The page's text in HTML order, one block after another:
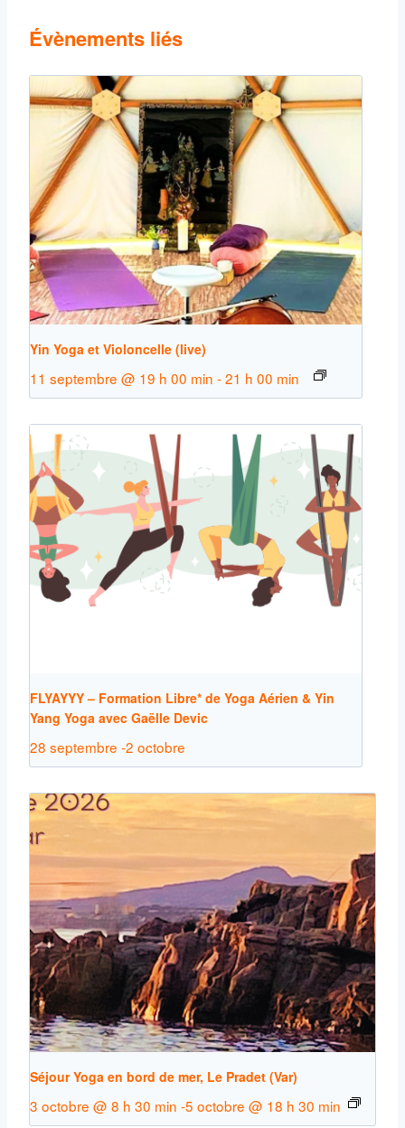
Évènements liés
Yin Yoga et Violoncelle (live)
11 septembre @ 19 h 00 min -21 h 00 min
FLYAYYY – Formation Libre* de Yoga Aérien & Yin
Yang Yoga avec Gaëlle Devic
28 septembre -2 octobre
Séjour Yoga en bord de mer, Le Pradet (Var)
3 octobre @ 8 h 30 min -5 octobre @ 18 h 30 min